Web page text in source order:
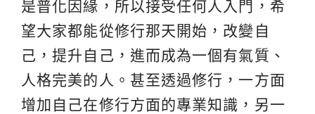
是普化因緣，所以接受任何人入門，希
望大家都能從修行那天開始，改變自
己，提升自己，進而成為一個有氣質、
人格完美的人。甚至透過修行，一方面
增加自己在修行方面的專業知識，另一